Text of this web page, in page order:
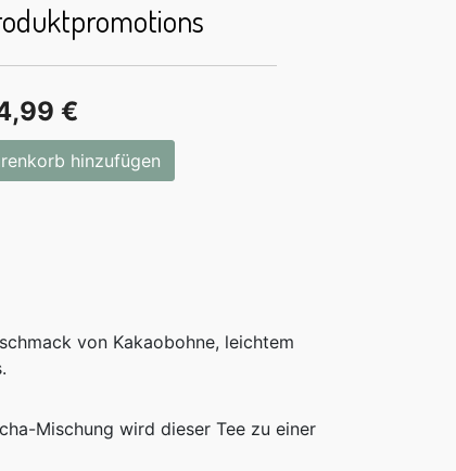
€
hinzufügen
von Kakaobohne, leichtem
Mischung wird dieser Tee zu einer